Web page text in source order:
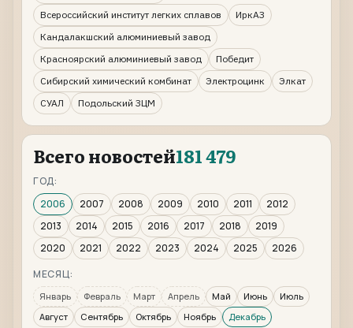
Всероссийский институт легких сплавов
ИркАЗ
Кандалакшский алюминиевый завод
Красноярский алюминиевый завод
Победит
Сибирский химический комбинат
Электроцинк
Элкат
СУАЛ
Подольский ЗЦМ
Всего новостей181 479
ГОД:
2006
2007 2008 2009 2010 2011
2012
2013
2014 2015 2016 2017 2018
2019
2020
2021 2022 2023 2024 2025
2026
МЕСЯЦ:
Январь Февраль Март Апрель Май Июнь
Июль
Август
Сентябрь Октябрь Ноябрь Декабрь